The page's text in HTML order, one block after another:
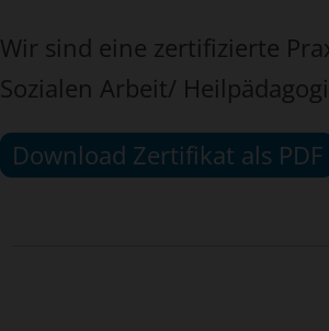
Wir sind eine zertifizierte
Sozialen Arbeit/
Download Zertifikat als PDF